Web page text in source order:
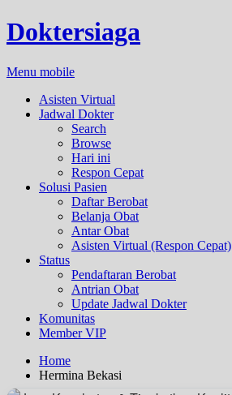
Doktersiaga
Menu mobile
Asisten Virtual
Jadwal Dokter
Search
Browse
Hari ini
Respon Cepat
Solusi Pasien
Daftar Berobat
Belanja Obat
Antar Obat
Asisten Virtual (Respon Cepat)
Status
Pendaftaran Berobat
Antrian Obat
Update Jadwal Dokter
Komunitas
Member VIP
Home
Hermina Bekasi